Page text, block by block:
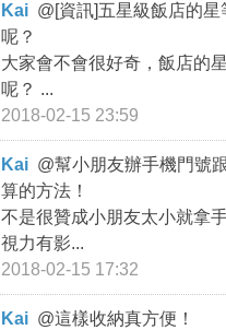
Kai @[資訊]五星級飯店的
呢？
大家會不會很好奇，飯店的
呢？ ...
2018-02-15 23:59
Kai @幫小朋友辦手機門號
算的方法！
不是很贊成小朋友太小就拿
視力有影...
2018-02-15 17:32
Kai @這樣收納真方便！